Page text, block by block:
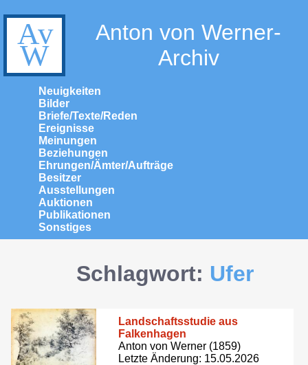
Anton von Werner-
Archiv
Neuigkeiten
Bilder
Briefe/Texte/Reden
Ereignisse
Meinungen
Beziehungen
Ehrungen/Ämter/Aufträge
Besitzer
Ausstellungen
Auktionen
Publikationen
Sonstiges
Schlagwort: Ufer
Landschaftsstudie aus
Falkenhagen
Anton von Werner (1859)
Letzte Änderung: 15.05.2026